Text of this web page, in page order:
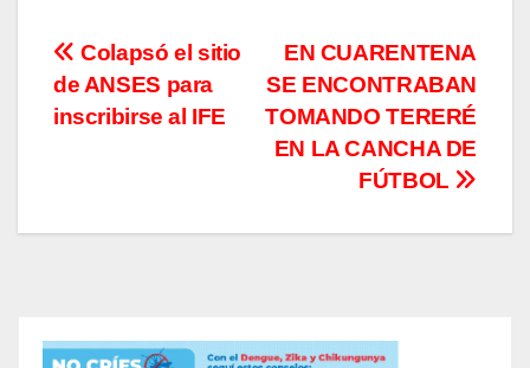
Navegación
de
EN CUARENTENA
SE ENCONTRABAN
TOMANDO TERERÉ
EN LA CANCHA DE
FÚTBOL
Colapsó el sitio
de ANSES para
inscribirse al IFE